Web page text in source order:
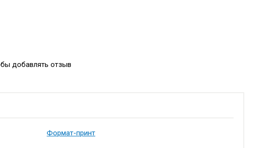
добавлять отзыв
Формат-принт